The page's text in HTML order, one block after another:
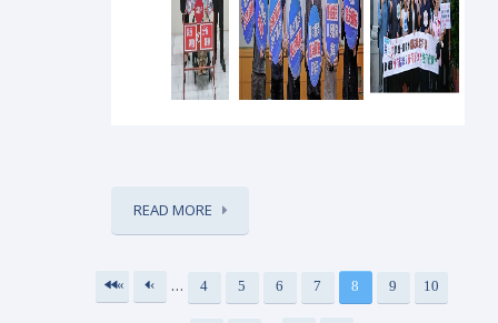
READ MORE
«
‹
… 4 5 6 7 8 9 10